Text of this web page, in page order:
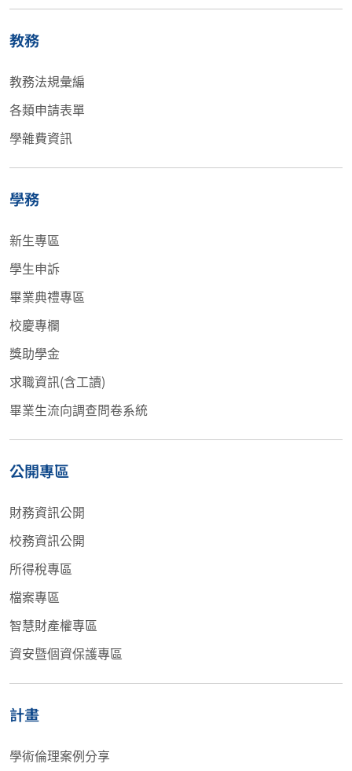
教務
教務法規彙編
各類申請表單
學雜費資訊
學務
新生專區
學生申訴
畢業典禮專區
校慶專欄
獎助學金
求職資訊(含工讀)
畢業生流向調查問卷系統
公開專區
財務資訊公開
校務資訊公開
所得稅專區
檔案專區
智慧財產權專區
資安暨個資保護專區
計畫
學術倫理案例分享